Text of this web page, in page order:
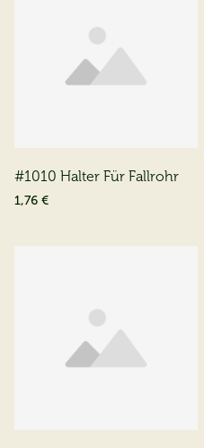
#1010 Halter Für Fallrohr
1,76 €